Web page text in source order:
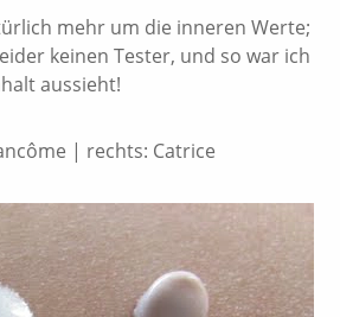
mehr um die inneren Werte;
keinen Tester, und so war ich
aussieht!
| rechts: Catrice